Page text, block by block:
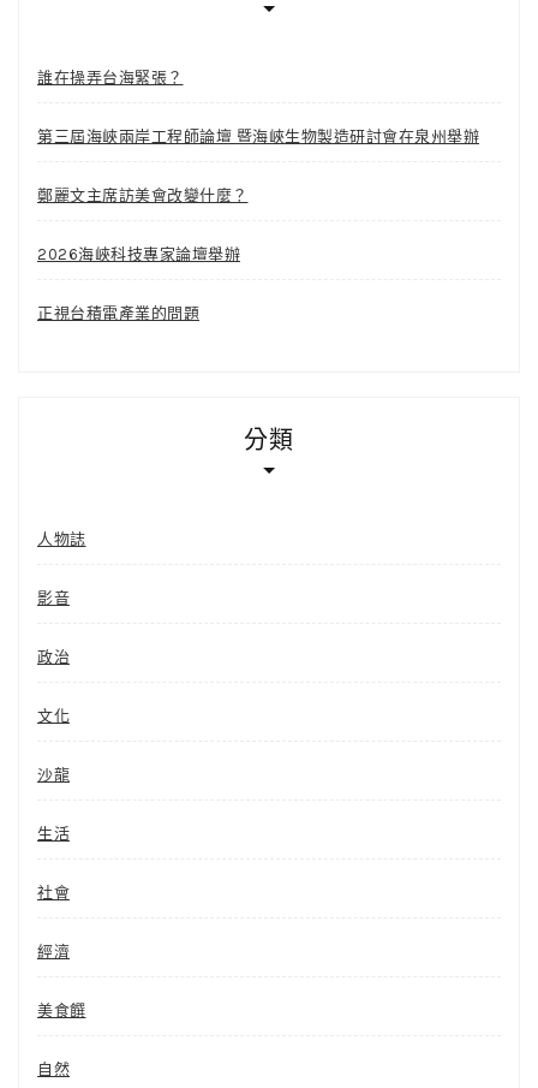
誰在操弄台海緊張？
第三屆海峽兩岸工程師論壇 暨海峽生物製造研討會在泉州舉辦
鄭麗文主席訪美會改變什麼？
2026海峽科技專家論壇舉辦
正視台積電產業的問題
分類
人物誌
影音
政治
文化
沙龍
生活
社會
經濟
美食饌
自然